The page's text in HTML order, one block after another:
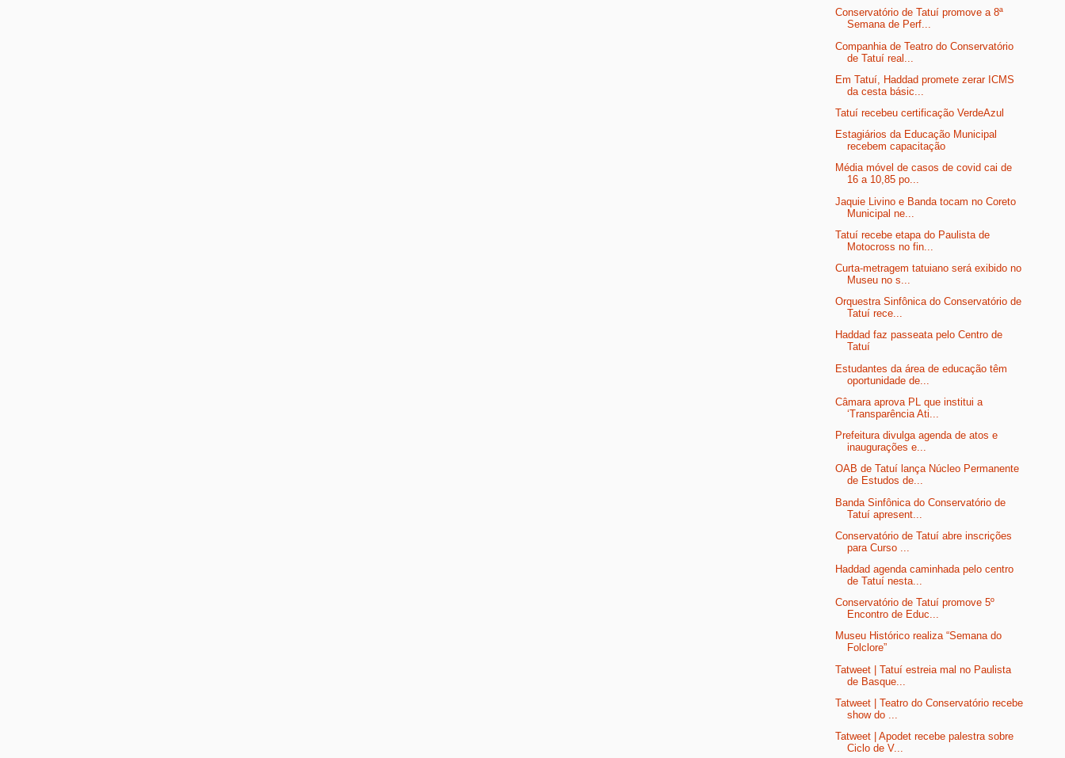
Conservatório de Tatuí promove a 8ª
Semana de Perf...
Companhia de Teatro do Conservatório
de Tatuí real...
Em Tatuí, Haddad promete zerar ICMS
da cesta básic...
Tatuí recebeu certificação VerdeAzul
Estagiários da Educação Municipal
recebem capacitação
Média móvel de casos de covid cai de
16 a 10,85 po...
Jaquie Livino e Banda tocam no Coreto
Municipal ne...
Tatuí recebe etapa do Paulista de
Motocross no fin...
Curta-metragem tatuiano será exibido no
Museu no s...
Orquestra Sinfônica do Conservatório de
Tatuí rece...
Haddad faz passeata pelo Centro de
Tatuí
Estudantes da área de educação têm
oportunidade de...
Câmara aprova PL que institui a
‘Transparência Ati...
Prefeitura divulga agenda de atos e
inaugurações e...
OAB de Tatuí lança Núcleo Permanente
de Estudos de...
Banda Sinfônica do Conservatório de
Tatuí apresent...
Conservatório de Tatuí abre inscrições
para Curso ...
Haddad agenda caminhada pelo centro
de Tatuí nesta...
Conservatório de Tatuí promove 5º
Encontro de Educ...
Museu Histórico realiza “Semana do
Folclore”
Tatweet | Tatuí estreia mal no Paulista
de Basque...
Tatweet | Teatro do Conservatório recebe
show do ...
Tatweet | Apodet recebe palestra sobre
Ciclo de V...